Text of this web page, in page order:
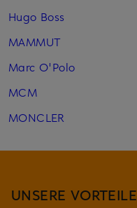
Hugo Boss
MAMMUT
Marc O'Polo
MCM
MONCLER
UNSERE VORTEILE